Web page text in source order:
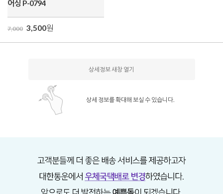
어싱 P-0794
7,000 3,500원
상세정보 새창 열기
상세 정보를 확대해 보실 수 있습니다.